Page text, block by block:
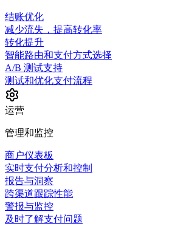
结账优化
减少流失，提高转化率
转化提升
智能路由和支付方式选择
A/B 测试支持
测试和优化支付流程
运营
管理和监控
商户仪表板
实时支付分析和控制
报告与洞察
跨渠道跟踪性能
警报与监控
及时了解支付问题